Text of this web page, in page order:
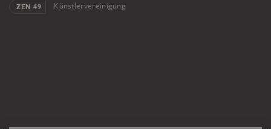
ZEN 49 Künstlervereinigung